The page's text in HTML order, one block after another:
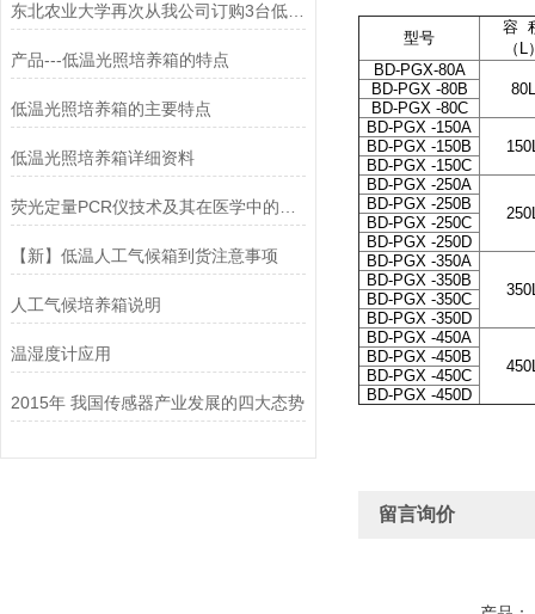
东北农业大学再次从我公司订购3台低温光照培养箱
产品---低温光照培养箱的特点
低温光照培养箱的主要特点
低温光照培养箱详细资料
【新】低温人工气候箱到货注意事项
人工气候培养箱说明
温湿度计应用
2015年 我国传感器产业发展的四大态势
型号
容
（L
BD-PGX-80A
80L
BD-PGX -80B
BD-PGX -80C
BD-PGX -150A
BD-PGX -150B
BD-PGX -150C
BD-PGX -250A
BD-PGX -250B
BD-PGX -250C
BD-PGX -250D
BD-PGX -350A
BD-PGX -350B
BD-PGX -350C
BD-PGX -350D
BD-PGX -450A
BD-PGX -450B
BD-PGX -450C
BD-PGX -450D
留言询价